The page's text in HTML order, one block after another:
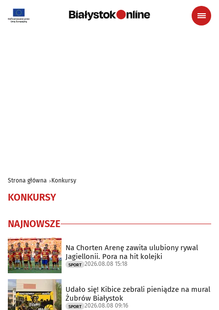
Strona główna Konkursy
KONKURSY
NAJNOWSZE
Na Chorten Arenę zawita ulubiony rywal
Jagiellonii. Pora na hit kolejki
SPORT 2026.08.08 15:18
Udało się! Kibice zebrali pieniądze na mural
Żubrów Białystok
SPORT 2026.08.08 09:16